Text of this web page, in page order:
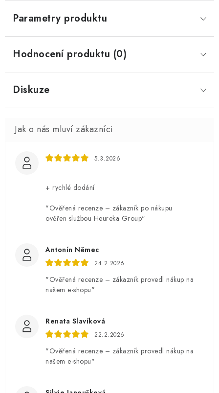
Parametry produktu
Hodnocení produktu (0)
Diskuze
5.3.2026
+ rychlé dodání
"Ověřená recenze – zákazník po nákupu
ověřen službou Heureka Group"
Antonín Němec
24.2.2026
"Ověřená recenze – zákazník provedl nákup na
našem e-shopu"
Renata Slavíková
22.2.2026
"Ověřená recenze – zákazník provedl nákup na
našem e-shopu"